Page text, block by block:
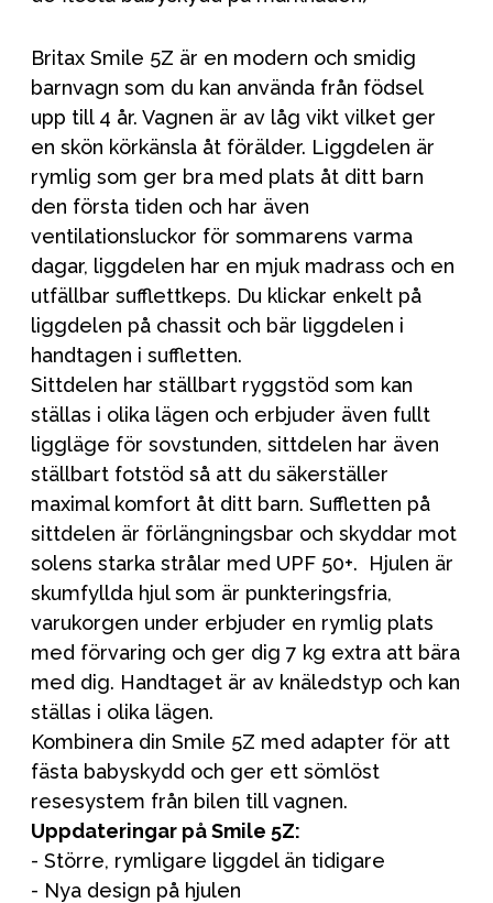
Britax Smile 5Z är en modern och smidig
barnvagn som du kan använda från födsel
upp till 4 år. Vagnen är av låg vikt vilket ger
en skön körkänsla åt förälder. Liggdelen är
rymlig som ger bra med plats åt ditt barn
den första tiden och har även
ventilationsluckor för sommarens varma
dagar, liggdelen har en mjuk madrass och en
utfällbar sufflettkeps. Du klickar enkelt på
liggdelen på chassit och bär liggdelen i
handtagen i suffletten.
Sittdelen har ställbart ryggstöd som kan
ställas i olika lägen och erbjuder även fullt
liggläge för sovstunden, sittdelen har även
ställbart fotstöd så att du säkerställer
maximal komfort åt ditt barn. Suffletten på
sittdelen är förlängningsbar och skyddar mot
solens starka strålar med UPF 50+. Hjulen är
skumfyllda hjul som är punkteringsfria,
varukorgen under erbjuder en rymlig plats
med förvaring och ger dig 7 kg extra att bära
med dig. Handtaget är av knäledstyp och kan
ställas i olika lägen.
Kombinera din Smile 5Z med adapter för att
fästa babyskydd och ger ett sömlöst
resesystem från bilen till vagnen.
Uppdateringar på Smile 5Z:
- Större, rymligare liggdel än tidigare
- Nya design på hjulen